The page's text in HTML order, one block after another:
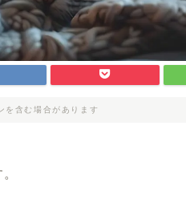
を含む場合があります